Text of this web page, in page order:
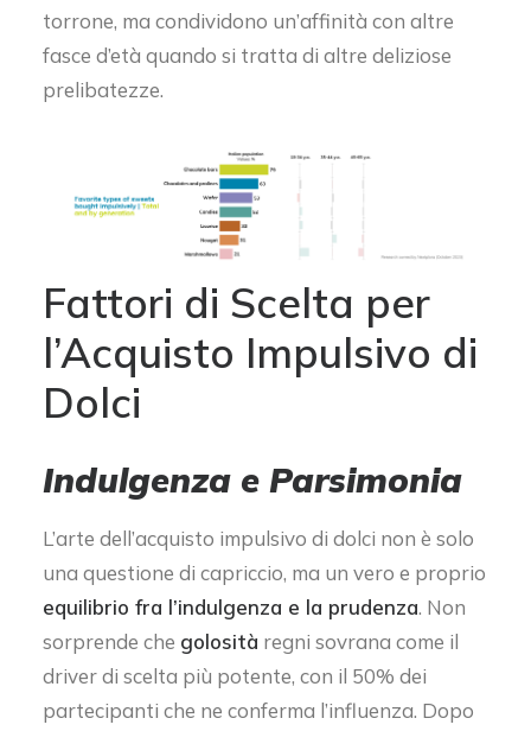
torrone, ma condividono un’affinità con altre
fasce d’età quando si tratta di altre deliziose
prelibatezze.
Fattori di Scelta per
l’Acquisto Impulsivo di
Dolci
Indulgenza e Parsimonia
L’arte dell’acquisto impulsivo di dolci non è solo
una questione di capriccio, ma un vero e proprio
equilibrio fra l’indulgenza e la prudenza. Non
sorprende che golosità regni sovrana come il
driver di scelta più potente, con il 50% dei
partecipanti che ne conferma l’influenza. Dopo